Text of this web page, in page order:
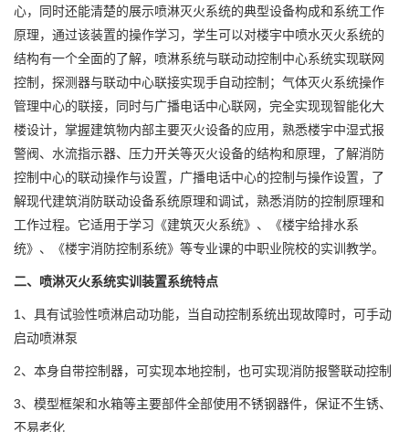
心，同时还能清楚的展示喷淋灭火系统的典型设备构成和系统工作
原理，通过该装置的操作学习，学生可以对楼宇中喷水灭火系统的
结构有一个全面的了解，喷淋系统与联动动控制中心系统实现联网
控制，探测器与联动中心联接实现手自动控制；气体灭火系统操作
管理中心的联接，同时与广播电话中心联网，完全实现现智能化大
楼设计，掌握建筑物内部主要灭火设备的应用，熟悉楼宇中湿式报
警阀、水流指示器、压力开关等灭火设备的结构和原理，了解消防
控制中心的联动操作与设置，广播电话中心的控制与操作设置，了
解现代建筑消防联动设备系统原理和调试，熟悉消防的控制原理和
工作过程。它适用于学习《建筑灭火系统》、《楼宇给排水系
统》、《楼宇消防控制系统》等专业课的中职业院校的实训教学。
二、 喷淋灭火系统实训装置系统特点
1、具有试验性喷淋启动功能，当自动控制系统出现故障时，可手动
启动喷淋泵
2、本身自带控制器，可实现本地控制，也可实现消防报警联动控制
3、模型框架和水箱等主要部件全部使用不锈钢器件，保证不生锈、
不易老化